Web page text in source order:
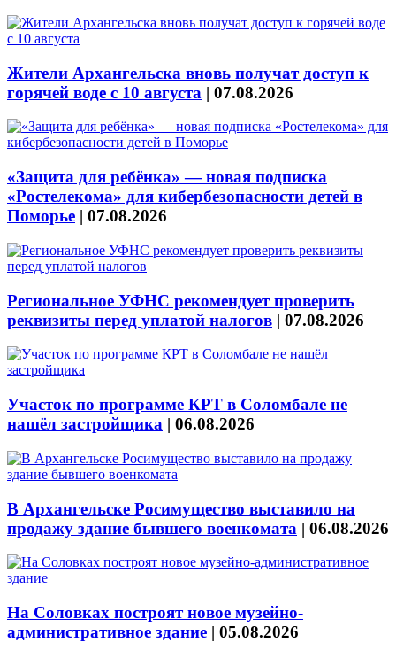
Жители Архангельска вновь получат доступ к
горячей воде с 10 августа | 07.08.2026
«Защита для ребёнка» — новая подписка
«Ростелекома» для кибербезопасности детей в
Поморье | 07.08.2026
Региональное УФНС рекомендует проверить
реквизиты перед уплатой налогов | 07.08.2026
Участок по программе КРТ в Соломбале не
нашёл застройщика | 06.08.2026
В Архангельске Росимущество выставило на
продажу здание бывшего военкомата | 06.08.2026
На Соловках построят новое музейно-
административное здание | 05.08.2026